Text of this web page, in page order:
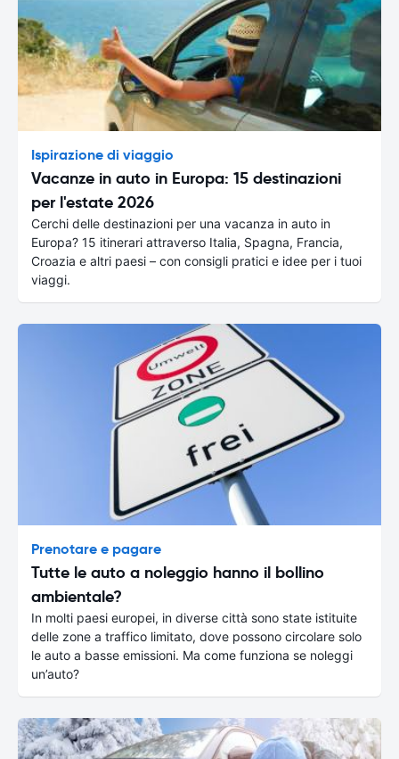
Ispirazione di viaggio
Vacanze in auto in Europa: 15 destinazioni
per l'estate 2026
Cerchi delle destinazioni per una vacanza in auto in
Europa? 15 itinerari attraverso Italia, Spagna, Francia,
Croazia e altri paesi – con consigli pratici e idee per i tuoi
viaggi.
Prenotare e pagare
Tutte le auto a noleggio hanno il bollino
ambientale?
In molti paesi europei, in diverse città sono state istituite
delle zone a traffico limitato, dove possono circolare solo
le auto a basse emissioni. Ma come funziona se noleggi
un’auto?